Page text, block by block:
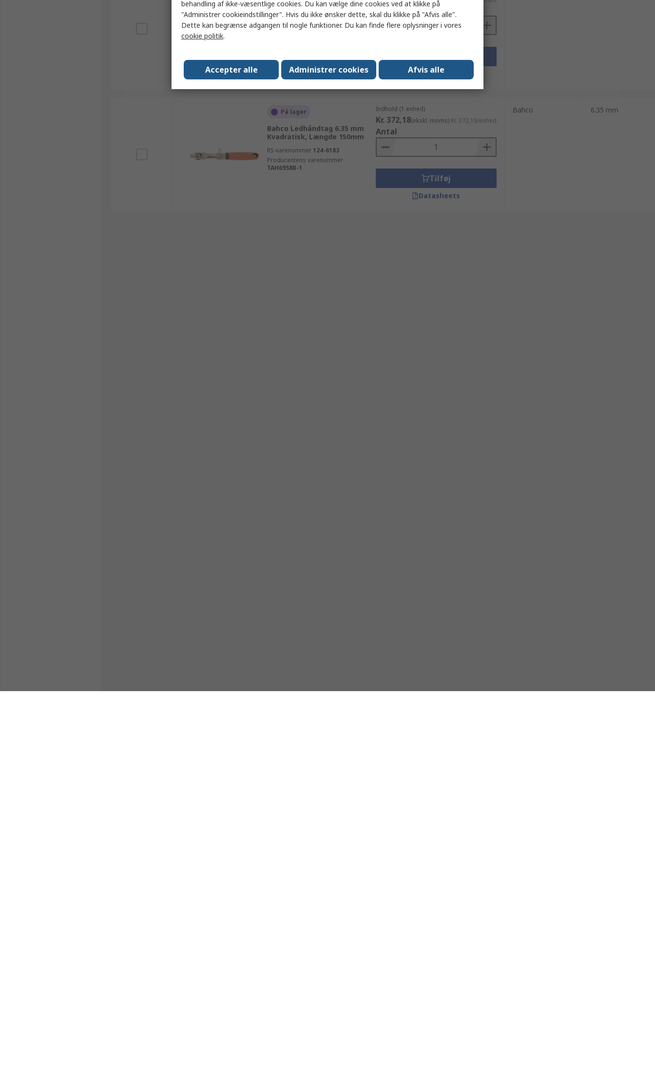
Kvadratisk, Længde 990mm
RS-varenummer
810-592
Producentens varenummer 1101
Antal
Datasheets
På lager
Bahco Ledhåndtag 6.35 mm
Kvadratisk, Længde 150mm
RS-varenummer 124-6183
Producentens varenummer
TAH6958B-1
Indhold (1 enhed)
Kr. 372,18(ekskl. moms) Kr. 372,18/enhed
Antal
Tilføj
Datasheets
Bahco 6.35 mm
behandling af ikke-væsentlige cookies. Du kan vælge dine cookies ved at klikke på
"Administrer cookieindstillinger". Hvis du ikke ønsker dette, skal du klikke på "Afvis alle".
Dette kan begrænse adgangen til nogle funktioner. Du kan finde flere oplysninger i vores
cookie politik.
Accepter alle Administrer cookies Afvis alle